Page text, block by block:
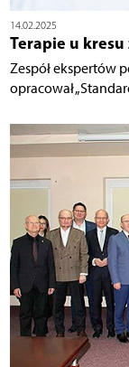
14.02.2025
Terapie u
Zespół ekspertów
opracował